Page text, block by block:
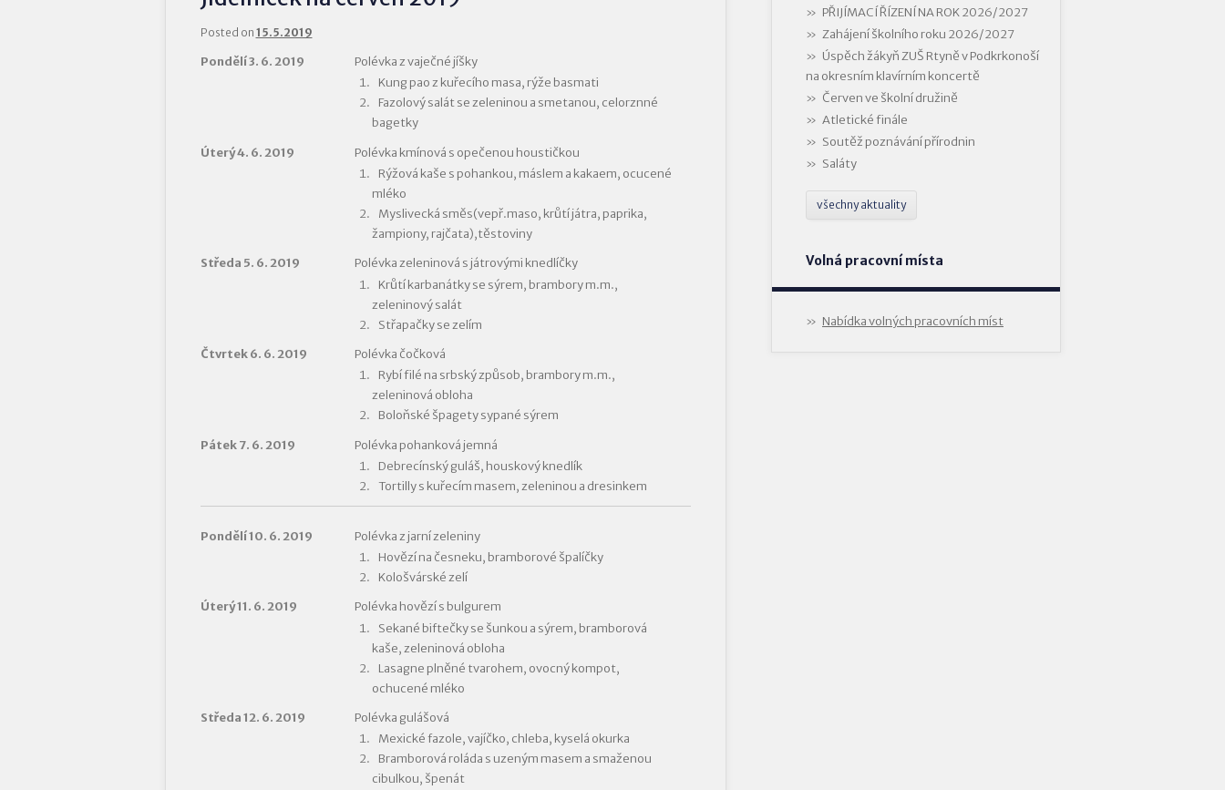
Posted on 15.5.2019
Pondělí 3. 6. 2019
Polévka z vaječné jíšky
Kung pao z kuřecího masa, rýže basmati
Fazolový salát se zeleninou a smetanou, celorznné
bagetky
Úterý 4. 6. 2019
Polévka kmínová s opečenou houstičkou
Rýžová kaše s pohankou, máslem a kakaem, ocucené
mléko
Myslivecká směs(vepř.maso, krůtí játra, paprika,
žampiony, rajčata),těstoviny
Středa 5. 6. 2019
Polévka zeleninová s játrovými knedlíčky
Krůtí karbanátky se sýrem, brambory m.m.,
zeleninový salát
Střapačky se zelím
Čtvrtek 6. 6. 2019
Polévka čočková
Rybí filé na srbský způsob, brambory m.m.,
zeleninová obloha
Boloňské špagety sypané sýrem
Pátek 7. 6. 2019
Polévka pohanková jemná
Debrecínský guláš, houskový knedlík
Tortilly s kuřecím masem, zeleninou a dresinkem
Pondělí 10. 6. 2019
Polévka z jarní zeleniny
Hovězí na česneku, bramborové špalíčky
Kološvárské zelí
Úterý 11. 6. 2019
Polévka hovězí s bulgurem
Sekané biftečky se šunkou a sýrem, bramborová
kaše, zeleninová obloha
Lasagne plněné tvarohem, ovocný kompot,
ochucené mléko
Středa 12. 6. 2019
Polévka gulášová
Mexické fazole, vajíčko, chleba, kyselá okurka
Bramborová roláda s uzeným masem a smaženou
cibulkou, špenát
PŘIJÍMACÍ ŘÍZENÍ NA ROK 2026/2027
Zahájení školního roku 2026/2027
Úspěch žákyň ZUŠ Rtyně v Podkrkonoší
na okresním klavírním koncertě
Červen ve školní družině
Atletické finále
Soutěž poznávání přírodnin
Saláty
všechny aktuality
Volná pracovní místa
Nabídka volných pracovních míst